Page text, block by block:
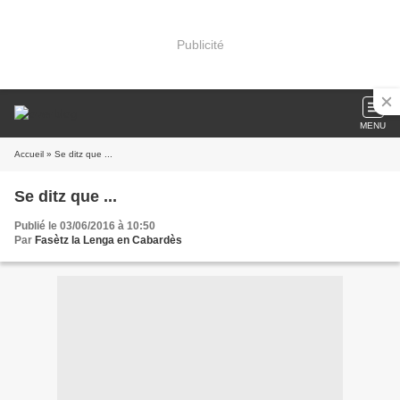
Publicité
MENU
Accueil » Se ditz que ...
Se ditz que ...
Publié le 03/06/2016 à 10:50
Par Fasètz la Lenga en Cabardès